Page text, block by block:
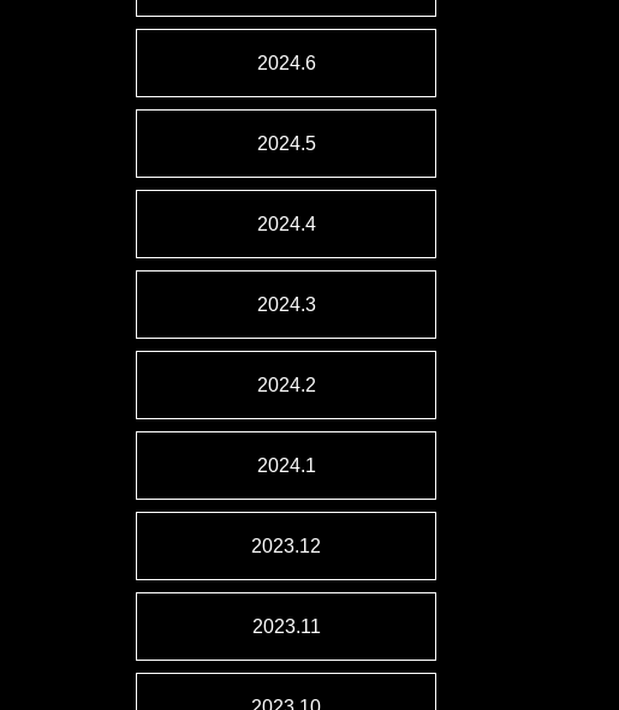
2024.6
2024.5
2024.4
2024.3
2024.2
2024.1
2023.12
2023.11